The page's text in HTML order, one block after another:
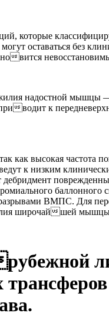
которые
оставаться без
вится
надостной мышцы
водит к
высокая частота
к низким
баллонного
ВМПС. Для
широчайшей